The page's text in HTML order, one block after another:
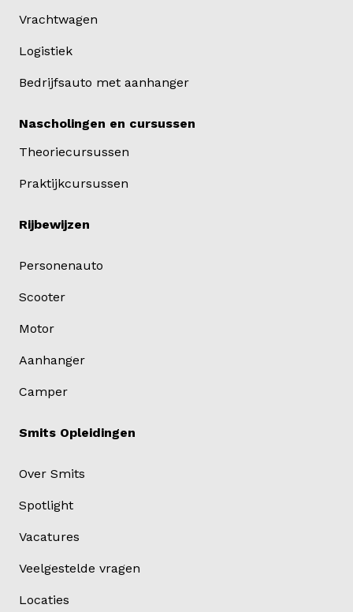
Vrachtwagen
Logistiek
Bedrijfsauto met aanhanger
Nascholingen en cursussen
Theoriecursussen
Praktijkcursussen
Rijbewijzen
Personenauto
Scooter
Motor
Aanhanger
Camper
Smits Opleidingen
Over Smits
Spotlight
Vacatures
Veelgestelde vragen
Locaties